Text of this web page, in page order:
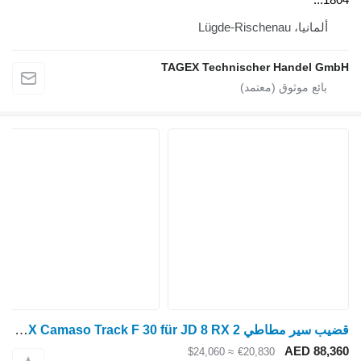
TAGEX
قضيب سير مطاطي 2 X Camaso Track F 30 für JD 8 RX لـ جرار مجنزر
≈ $24,060